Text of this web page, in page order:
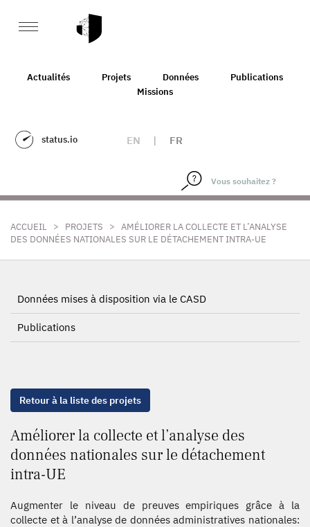
Actualités Projets Données
Publications
Missions
status.io EN | FR
ACCUEIL > PROJETS > AMÉLIORER LA COLLECTE ET L’ANALYSE
DES DONNÉES NATIONALES SUR LE DÉTACHEMENT INTRA-UE
Données mises à disposition via le CASD
Publications
Retour à la liste des projets
Améliorer la collecte et l’analyse des
données nationales sur le détachement
intra-UE
Augmenter le niveau de preuves empiriques grâce à la
collecte et à l’analyse de données administratives nationales: